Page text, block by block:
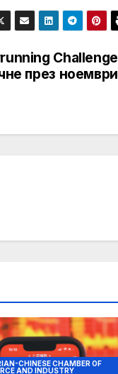
Challenge
през ноември
CHINESE CHAMBER OF
AND INDUSTRY